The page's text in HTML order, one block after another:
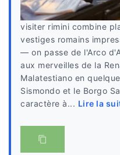
visiter rimini combine
vestiges romains
— on passe de l'Arco
aux merveilles de la
Malatestiano en
Sismondo et le Borgo
caractère à... Lire la